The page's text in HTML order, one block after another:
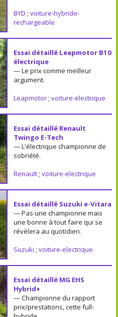
BYD ; voiture-hybride-
rechargeable
Essai détaillé Leapmotor B10
électrique
— Le prix comme meilleur
argument.
Leapmotor ; voiture-electrique
Essai détaillé Renault
Twingo E-Tech
— L'électrique championne de
sobriété.
Renault ; voiture-electrique
Essai détaillé Suzuki e-Vitara
— Pas une championne mais
une bonne à tout faire qui se
révèlera au quotidien.
Suzuki ; voiture-electrique
Essai détaillé MG EHS
Hybrid+
— Championne du rapport
prix/prestations, cette full-